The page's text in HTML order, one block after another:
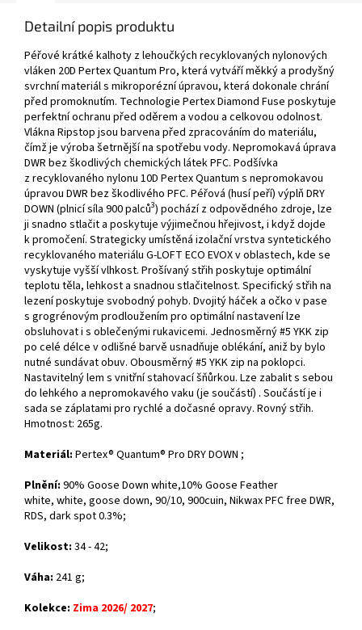
Detailní popis produktu
Péřové krátké kalhoty z lehoučkých recyklovaných nylonových
vláken 20D Pertex Quantum Pro, která vytváří měkký a prodyšný
svrchní materiál s mikroporézní úpravou, která dokonale chrání
před promoknutím. Technologie Pertex Diamond Fuse poskytuje
perfektní ochranu před oděrem a vodou a celkovou odolnost.
Vlákna Ripstop jsou barvena před zpracováním do materiálu,
čímž je výroba šetrnější na spotřebu vody. Nepromokavá úprava
DWR bez škodlivých chemických látek PFC. Podšívka
z recyklovaného nylonu 10D Pertex Quantum s nepromokavou
úpravou DWR bez škodlivého PFC. Péřová (husí peří) výplň DRY
DOWN (plnicí síla 900 palců3) pochází z odpovědného zdroje, lze
ji snadno stlačit a poskytuje výjimečnou hřejivost, i když dojde
k promočení. Strategicky umístěná izolační vrstva syntetického
recyklovaného materiálu G-LOFT ECO EVOX v oblastech, kde se
vyskytuje vyšší vlhkost. Prošívaný střih poskytuje optimální
teplotu těla, lehkost a snadnou stlačitelnost. Specifický střih na
lezení poskytuje svobodný pohyb. Dvojitý háček a očko v pase
s grogrénovým prodloužením pro optimální nastavení lze
obsluhovat i s oblečenými rukavicemi. Jednosměrný #5 YKK zip
po celé délce v odlišné barvě usnadňuje oblékání, aniž by bylo
nutné sundávat obuv. Obousměrný #5 YKK zip na poklopci.
Nastavitelný lem s vnitřní stahovací šňůrkou. Lze zabalit s sebou
do lehkého a nepromokavého vaku (je součástí) . Součástí je i
sada se záplatami pro rychlé a dočasné opravy. Rovný střih.
Hmotnost: 265g.
Materiál: Pertex® Quantum® Pro DRY DOWN ;
Plnění: 90% Goose Down white,10% Goose Feather
white, white, goose down, 90/10, 900cuin, Nikwax PFC free DWR,
RDS, dark spot 0.3%;
Velikost: 34 - 42;
Váha: 241 g;
Kolekce: Zima 2026/ 2027;